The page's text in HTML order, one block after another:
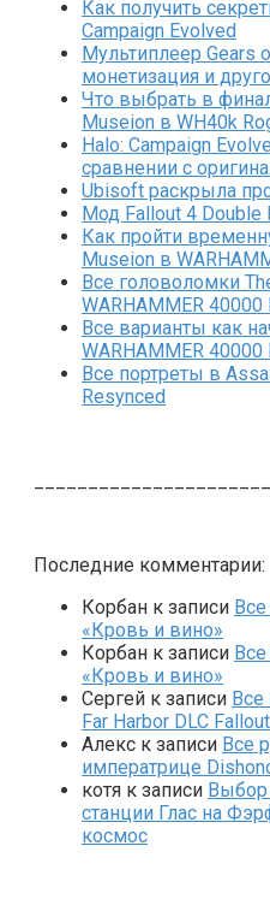
Как получить
Campaign Evolved
Мультиплеер Gears
монетизация и
Что выбрать в
Museion в WH40k
Halo: Campaign
сравнении с
Ubisoft раскрыла
Мод Fallout 4 Double
Как пройти
Museion в
Все головоломки
WARHAMMER 40000
Все варианты как
WARHAMMER 40000
Все портреты в
Resynced
Последние комментарии:
Корбан к записи
«Кровь и вино»
Корбан к записи
«Кровь и вино»
Сергей к записи Все
Far Harbor DLC
Алекс к записи Все
императрице
котя к записи Выбор
станции Глас на
космос